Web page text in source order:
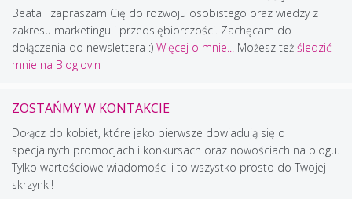
Beata i zapraszam Cię do rozwoju osobistego oraz wiedzy z
zakresu marketingu i przedsiębiorczości. Zachęcam do
dołączenia do newslettera :) Więcej o mnie... Możesz też śledzić
mnie na Bloglovin
ZOSTAŃMY W KONTAKCIE
Dołącz do kobiet, które jako pierwsze dowiadują się o
specjalnych promocjach i konkursach oraz nowościach na blogu.
Tylko wartościowe wiadomości i to wszystko prosto do Twojej
skrzynki!